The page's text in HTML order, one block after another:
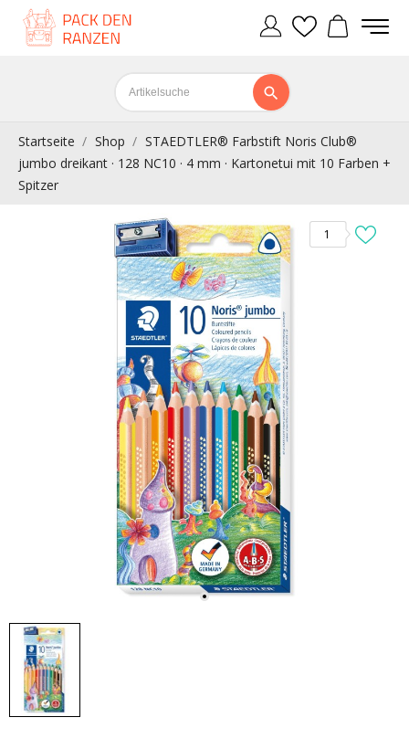
Startseite Shop
STAEDTLER® Farbstift Noris Club®
jumbo dreikant · 128 NC10 · 4 mm · Kartonetui mit 10 Farben +
Spitzer
1